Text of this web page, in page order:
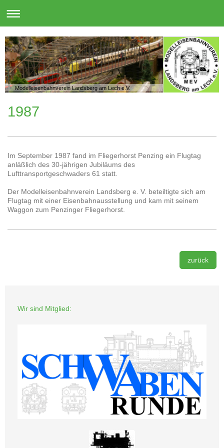
Modelleisenbahnverein Landsberg am Lech e.V.
1987
Im September 1987 fand im Fliegerhorst Penzing ein Flugtag
anläßlich des 30-jährigen Jubiläums des
Lufttransportgeschwaders 61 statt.
Der Modelleisenbahnverein Landsberg e. V. beteiltigte sich am
Flugtag mit einer Eisenbahnausstellung und kam mit seinem
Waggon zum Penzinger Fliegerhorst.
zurück
Wir sind Mitglied: